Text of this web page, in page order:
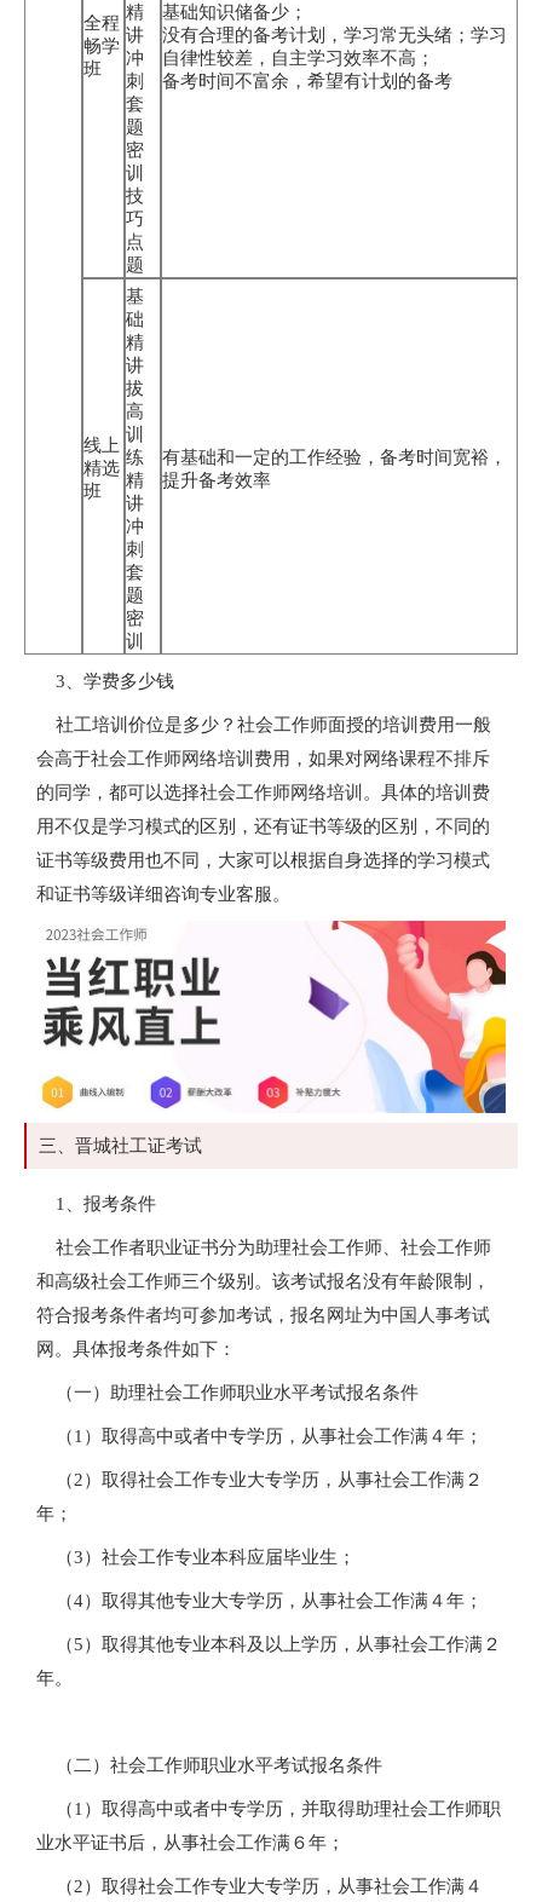
全程
畅学
班
精
讲
冲
刺
套
题
密
训
技
巧
点
题
基础知识储备少；
没有合理的备考计划，学习常无头绪；学习
自律性较差，自主学习效率不高；
备考时间不富余，希望有计划的备考
线上
精选
班
基
础
精
讲
拔
高
训
练
精
讲
冲
刺
套
题
密
训
有基础和一定的工作经验，备考时间宽裕，
提升备考效率
3、学费多少钱
社工培训价位是多少？社会工作师面授的培训费用一般
会高于社会工作师网络培训费用，如果对网络课程不排斥
的同学，都可以选择社会工作师网络培训。具体的培训费
用不仅是学习模式的区别，还有证书等级的区别，不同的
证书等级费用也不同，大家可以根据自身选择的学习模式
和证书等级详细咨询专业客服。
三、晋城社工证考试
1、报考条件
社会工作者职业证书分为助理社会工作师、社会工作师
和高级社会工作师三个级别。该考试报名没有年龄限制，
符合报考条件者均可参加考试，报名网址为中国人事考试
网。具体报考条件如下：
（一）助理社会工作师职业水平考试报名条件
（1）取得高中或者中专学历，从事社会工作满４年；
（2）取得社会工作专业大专学历，从事社会工作满２
年；
（3）社会工作专业本科应届毕业生；
（4）取得其他专业大专学历，从事社会工作满４年；
（5）取得其他专业本科及以上学历，从事社会工作满２
年。
（二）社会工作师职业水平考试报名条件
（1）取得高中或者中专学历，并取得助理社会工作师职
业水平证书后，从事社会工作满６年；
（2）取得社会工作专业大专学历，从事社会工作满４